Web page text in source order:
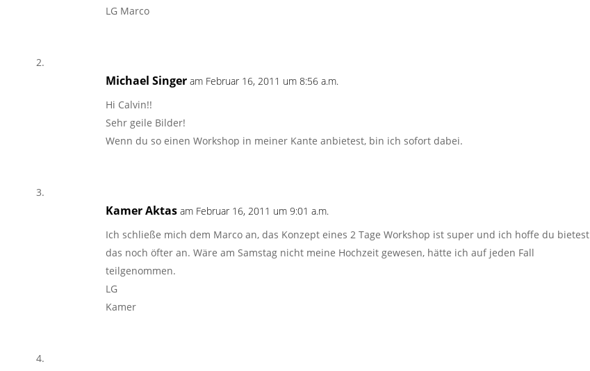
LG Marco
Michael Singer am Februar 16, 2011 um 8:56 a.m.
Hi Calvin!!
Sehr geile Bilder!
Wenn du so einen Workshop in meiner Kante anbietest, bin ich sofort dabei.
Kamer Aktas am Februar 16, 2011 um 9:01 a.m.
Ich schließe mich dem Marco an, das Konzept eines 2 Tage Workshop ist super und ich hoffe du bietest
das noch öfter an. Wäre am Samstag nicht meine Hochzeit gewesen, hätte ich auf jeden Fall
teilgenommen.
LG
Kamer